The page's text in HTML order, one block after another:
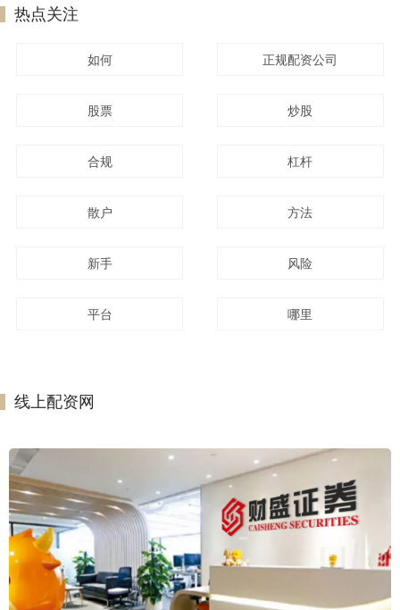
热点关注
如何 正规配资公司
股票 炒股
合规 杠杆
散户 方法
新手 风险
平台 哪里
线上配资网